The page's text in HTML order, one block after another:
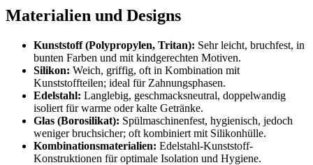
Materialien und Designs
Kunststoff (Polypropylen, Tritan): Sehr leicht, bruchfest, in
bunten Farben und mit kindgerechten Motiven.
Silikon: Weich, griffig, oft in Kombination mit
Kunststoffteilen; ideal für Zahnungsphasen.
Edelstahl: Langlebig, geschmacksneutral, doppelwandig
isoliert für warme oder kalte Getränke.
Glas (Borosilikat): Spülmaschinenfest, hygienisch, jedoch
weniger bruchsicher; oft kombiniert mit Silikonhülle.
Kombinationsmaterialien: Edelstahl-Kunststoff-
Konstruktionen für optimale Isolation und Hygiene.